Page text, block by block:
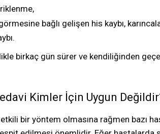
bağlı gelişen his kaybı,
birkaç gün sürer ve kendiliğinden
Kimler İçin Uygun
bir yöntem olmasına rağmen bazı